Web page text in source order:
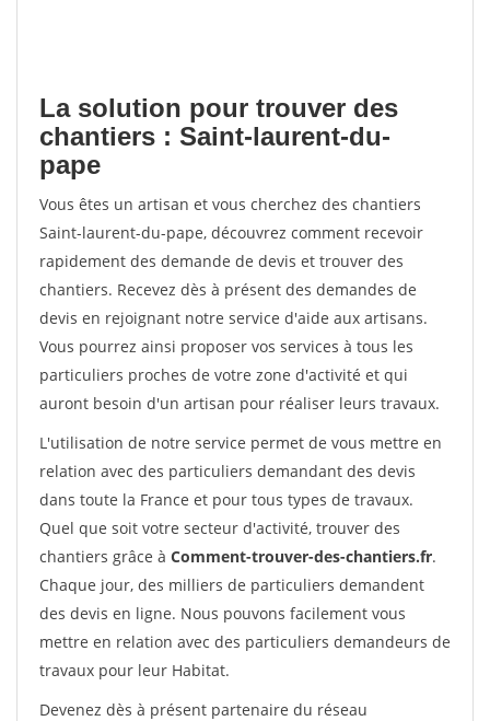
La solution pour trouver des
chantiers : Saint-laurent-du-
pape
Vous êtes un artisan et vous cherchez des chantiers
Saint-laurent-du-pape, découvrez comment recevoir
rapidement des demande de devis et trouver des
chantiers. Recevez dès à présent des demandes de
devis en rejoignant notre service d'aide aux artisans.
Vous pourrez ainsi proposer vos services à tous les
particuliers proches de votre zone d'activité et qui
auront besoin d'un artisan pour réaliser leurs travaux.
L'utilisation de notre service permet de vous mettre en
relation avec des particuliers demandant des devis
dans toute la France et pour tous types de travaux.
Quel que soit votre secteur d'activité, trouver des
chantiers grâce à Comment-trouver-des-chantiers.fr.
Chaque jour, des milliers de particuliers demandent
des devis en ligne. Nous pouvons facilement vous
mettre en relation avec des particuliers demandeurs de
travaux pour leur Habitat.
Devenez dès à présent partenaire du réseau